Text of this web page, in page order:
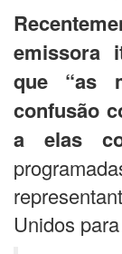
emissora
que “as
confusão
a elas
Unidos